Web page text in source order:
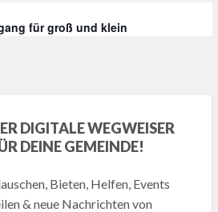
für groß und klein
DIGITALE WEGWEISER
DEINE GEMEINDE!
Bieten, Helfen, Events
& neue Nachrichten von